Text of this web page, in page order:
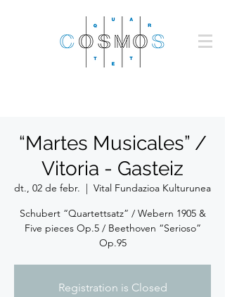
“Martes Musicales” /
Vitoria - Gasteiz
dt., 02 de febr.
  |
Vital Fundazioa Kulturunea
Schubert “Quartettsatz” / Webern 1905 &
Five pieces Op.5 / Beethoven “Serioso”
Op.95
Registration is Closed